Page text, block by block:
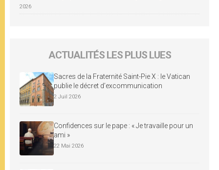
2026
ACTUALITÉS LES PLUS LUES
Sacres de la Fraternité Saint-Pie X : le Vatican
publie le décret d’excommunication
2 Juil 2026
Confidences sur le pape : « Je travaille pour un
ami »
22 Mai 2026